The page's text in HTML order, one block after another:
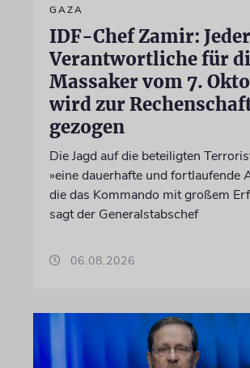
GAZA
IDF-Chef Zamir: Jeder
Verantwortliche für
Massaker vom 7.
wird zur
gezogen
Die Jagd auf die beteiligten
»eine dauerhafte und fortlaufende
die das Kommando mit großem
sagt der Generalstabschef
06.08.2026